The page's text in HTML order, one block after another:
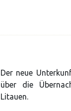
Der neue
über die
Litauen.